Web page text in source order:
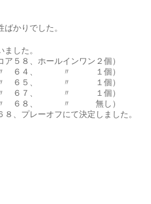
かりでした。
した。
５８、ホールインワン２個）
〃 ６４、 〃 １個）
〃 ６５、 〃 １個）
（ 〃 ６７、 〃 １個）
（ 〃 ６８、 〃 無し）
、プレーオフにて決定しました。